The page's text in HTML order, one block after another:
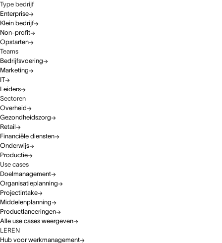
Type bedrijf
Enterprise
Klein bedrijf
Non-profit
Opstarten
Teams
Bedrijfsvoering
Marketing
IT
Leiders
Sectoren
Overheid
Gezondheidszorg
Retail
Financiële diensten
Onderwijs
Productie
Use cases
Doelmanagement
Organisatieplanning
Projectintake
Middelenplanning
Productlanceringen
Alle use cases weergeven
LEREN
Hub voor werkmanagement